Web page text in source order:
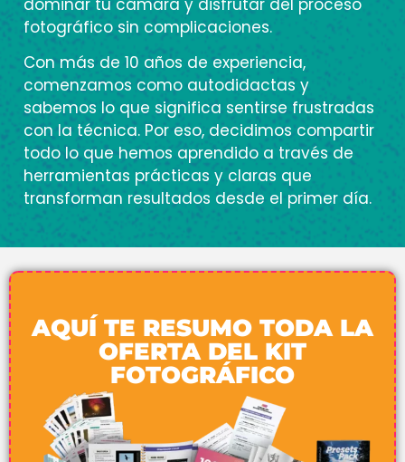
dominar tu cámara y disfrutar del proceso
fotográfico sin complicaciones.
Conmás de 10 años de experiencia,
comenzamos como autodidactas y
sabemos lo que significa sentirse frustradas
con la técnica. Por eso, decidimos compartir
todo lo que hemos aprendido a través de
herramientas prácticas y claras que
transforman resultados desde el primer día.
AQUÍ TE RESUMO TODA LA
OFERTA DEL KIT
FOTOGRÁFICO